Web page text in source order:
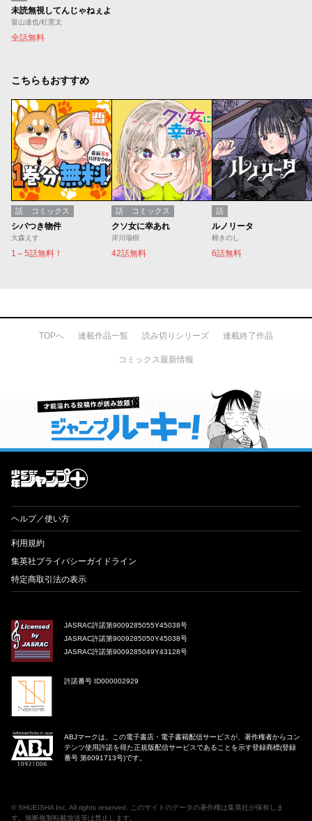
未読無視してんじゃねぇよ
畠山達也/杠憲太
全話無料
こちらもおすすめ
話 コミックス
シバつき物件
大森えす
1～5話無料！
話 コミックス
クソ女に幸あれ
岸川瑞樹
42話無料
話
ルノリータ
棉きのし
6話無料
TOPへ 連載作品一覧 読み切りシリーズ 連載終了作品
コミックス最新情報
才能溢れる投稿作が読み放題！ ジャンプルーキー！
ヘルプ／使い方
利用規約
集英社プライバシーガイドライン
特定商取引法の表示
JASRAC許諾第9009285055Y45038号
JASRAC許諾第9009285050Y45038号
JASRAC許諾第9009285049Y43128号
許諾番号 ID000002929
ABJマークは、この電子書店・電子書籍配信サービスが、著作権者からコン
テンツ使用許諾を得た正規版配信サービスであることを示す登録商標(登録
番号 第6091713号)です。
© SHUEISHA Inc. All rights reserved. このサイトのデータの著作権は集英社が保有しま
す。無断複製転載放送等は禁止します。